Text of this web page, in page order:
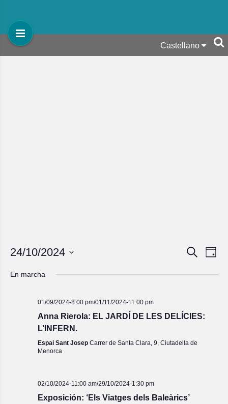
Castellano
de
Buscar
de
de
Día
24/10/2024
fecha.
En marcha
01/09/2024-8:00 pm/01/11/2024-11:00 pm
Anna Rierola: EL JARDÍ DE LES DELÍCIES:
L’INFERN.
Espai Sant Josep Carrer de Santa Clara, 9, Ciutadella de
Menorca
02/10/2024-11:00 am/29/10/2024-1:30 pm
Exposición: ‘Els Viatges dels Baleàrics’